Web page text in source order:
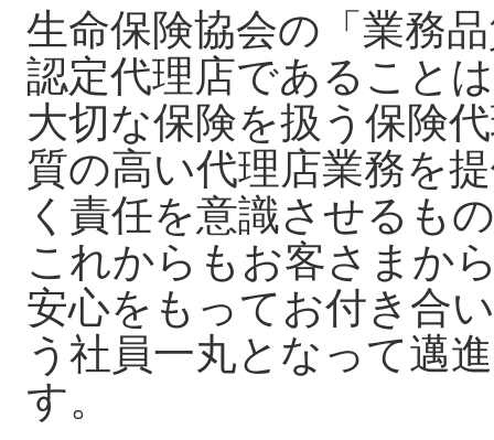
生命保険協会の「業務
認定代理店であること
大切な保険を扱う保険
質の高い代理店業務を
く責任を意識させるも
これからもお客さまか
安心をもってお付き合
う社員一丸となって邁
す。